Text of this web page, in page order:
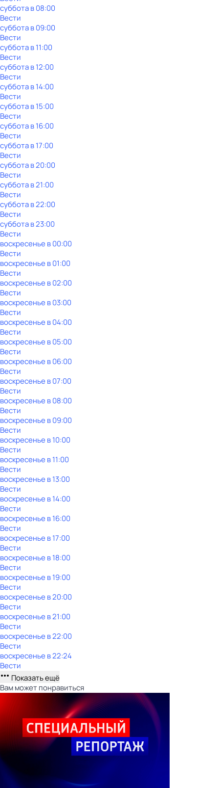
субботав08:00
Вести
субботав09:00
Вести
субботав11:00
Вести
субботав12:00
Вести
субботав14:00
Вести
субботав15:00
Вести
субботав16:00
Вести
субботав17:00
Вести
субботав20:00
Вести
субботав21:00
Вести
субботав22:00
Вести
субботав23:00
Вести
воскресенье в00:00
Вести
воскресенье в01:00
Вести
воскресенье в02:00
Вести
воскресенье в03:00
Вести
воскресенье в04:00
Вести
воскресенье в05:00
Вести
воскресенье в06:00
Вести
воскресенье в07:00
Вести
воскресенье в08:00
Вести
воскресенье в09:00
Вести
воскресенье в10:00
Вести
воскресенье в11:00
Вести
воскресенье в13:00
Вести
воскресенье в14:00
Вести
воскресенье в16:00
Вести
воскресенье в17:00
Вести
воскресенье в18:00
Вести
воскресенье в19:00
Вести
воскресенье в20:00
Вести
воскресенье в21:00
Вести
воскресенье в22:00
Вести
воскресенье в22:24
Вести
Показать ещё
Вам может понравиться